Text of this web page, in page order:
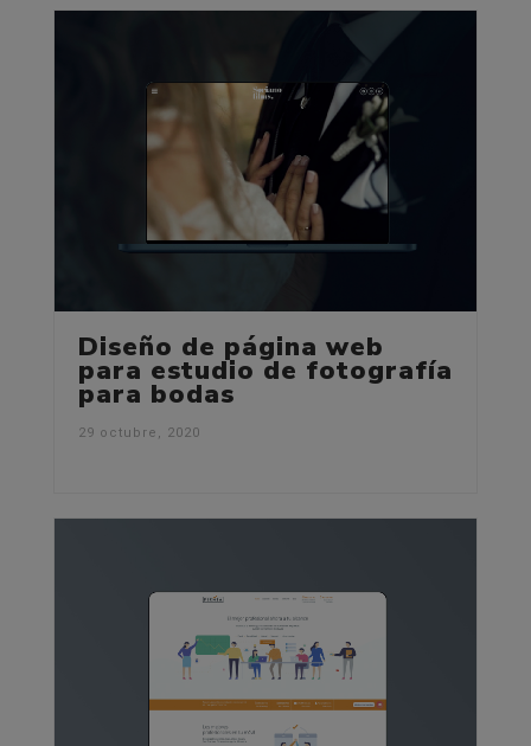
Diseño de página web
para estudio de fotografía
para bodas
29 octubre, 2020